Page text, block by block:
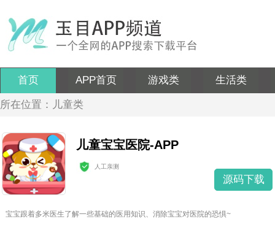
首页 APP首页 游戏类 生活类
所在位置：儿童类
儿童宝宝医院-APP
人工亲测
源码下载
宝宝跟着多米医生了解一些基础的医用知识、消除宝宝对医院的恐惧~